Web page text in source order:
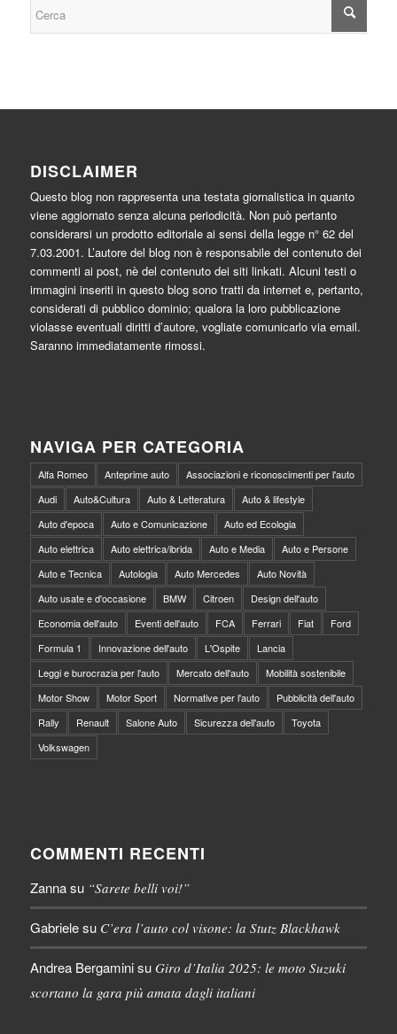
DISCLAIMER
Questo blog non rappresenta una testata giornalistica in quanto
viene aggiornato senza alcuna periodicità. Non può pertanto
considerarsi un prodotto editoriale ai sensi della legge n° 62 del
7.03.2001. L’autore del blog non è responsabile del contenuto dei
commenti ai post, nè del contenuto dei siti linkati. Alcuni testi o
immagini inseriti in questo blog sono tratti da internet e, pertanto,
considerati di pubblico dominio; qualora la loro pubblicazione
violasse eventuali diritti d’autore, vogliate comunicarlo via email.
Saranno immediatamente rimossi.
NAVIGA PER CATEGORIA
Alfa Romeo Anteprime auto
Associazioni e riconoscimenti per l'auto
Audi
Auto&Cultura Auto & Letteratura
Auto & lifestyle
Auto d'epoca
Auto e Comunicazione
Auto ed Ecologia
Auto elettrica
Auto elettrica/ibrida Auto e Media
Auto e Persone
Auto e Tecnica
Autologia Auto Mercedes
Auto Novità
Auto usate e d'occasione
BMW Citroen
Design dell'auto
Economia dell'auto
Eventi dell'auto FCA Ferrari Fiat
Ford
Formula 1
Innovazione dell'auto L'Ospite
Lancia
Leggi e burocrazia per l'auto
Mercato dell'auto
Mobilità sostenibile
Motor Show
Motor Sport Normative per l'auto
Pubblicità dell'auto
Rally
Renault Salone Auto Sicurezza dell'auto
Toyota
Volkswagen
COMMENTI RECENTI
Zannasu “Sarete belli voi!”
Gabrielesu C’era l’auto col visone: la Stutz Blackhawk
Andrea Bergaminisu Giro d’Italia 2025: le moto Suzuki
scortano la gara più amata dagli italiani